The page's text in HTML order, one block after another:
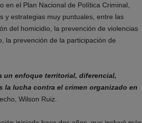
el Plan Nacional de Política Criminal,
y estrategias muy puntuales, entre las
del homicidio, la prevención de violencias
la prevención de la participación de
un enfoque territorial, diferencial,
lucha contra el crimen organizado en
Wilson Ruiz.